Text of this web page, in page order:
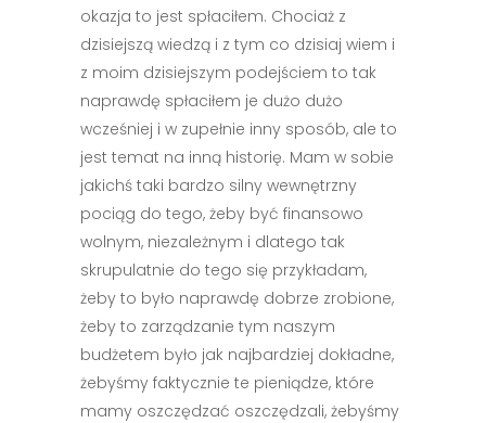
okazja to jest spłaciłem. Chociaż z
dzisiejszą wiedzą i z tym co dzisiaj wiem i
z moim dzisiejszym podejściem to tak
naprawdę spłaciłem je dużo dużo
wcześniej i w zupełnie inny sposób, ale to
jest temat na inną historię. Mam w sobie
jakichś taki bardzo silny wewnętrzny
pociąg do tego, żeby być finansowo
wolnym, niezależnym i dlatego tak
skrupulatnie do tego się przykładam,
żeby to było naprawdę dobrze zrobione,
żeby to zarządzanie tym naszym
budżetem było jak najbardziej dokładne,
żebyśmy faktycznie te pieniądze, które
mamy oszczędzać oszczędzali, żebyśmy